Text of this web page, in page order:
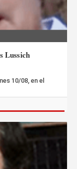
Lussich
10/08, en el